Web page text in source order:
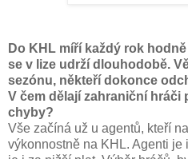
Do KHL míří každý rok
se v lize udrží dlouhodobě.
sezónu, někteří dokonce
V čem dělají zahraniční hráči
chyby?
Vše začíná už u agentů, kteří
výkonnostně na KHL. Agenti